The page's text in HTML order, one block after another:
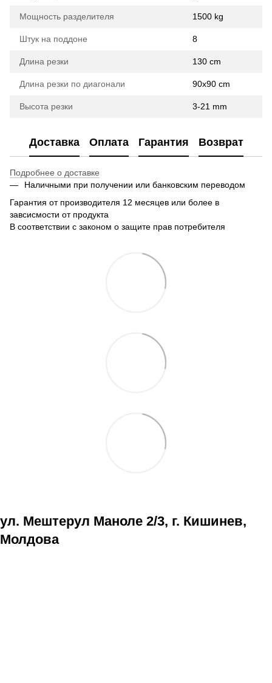
Мощность разделителя 1500 kg
Штук на поддоне 8
Длина резки 130 cm
Длина резки по диагонали 90x90 cm
Высота резки 3-21 mm
Доставка Оплата Гарантия Возврат
Подробнее о доставке
Наличными при получении или банковским переводом
Гарантия от производителя 12 месяцев или более в
завсисмости от продукта
В соответствии с законом о защите прав потребителя
ул. Мештерул Маноле 2/3, г. Кишинев,
Молдова